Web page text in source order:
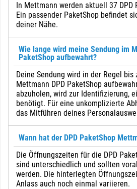
In Mettmann werden aktuell 37 DPD
Ein passender PaketShop befindet
deiner Nähe.
Wie lange wird meine Sendung im
PaketShop aufbewahrt?
Deine Sendung wird in der Regel bis
Mettmann DPD PaketShop
abzuholen, wird zur Identifizierung,
benötigt. Für eine unkomplizierte
das Mitführen deines
Wann hat der DPD PaketShop
Die Öffnungszeiten für die DPD
sind unterschiedlich und sollten
werden. Die hinterlegten
Anlass auch noch einmal variieren.